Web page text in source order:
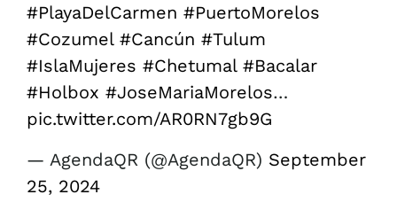
#PlayaDelCarmen #PuertoMorelos
#Cozumel #Cancún #Tulum
#IslaMujeres #Chetumal #Bacalar
#Holbox #JoseMariaMorelos…
pic.twitter.com/AR0RN7gb9G
— AgendaQR (@AgendaQR) September
25, 2024